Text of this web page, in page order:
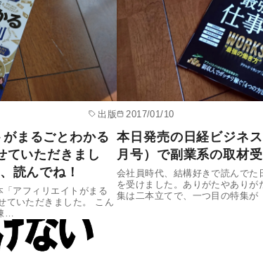
出版
まるごとわかる
ていただきまし
読んでね！
アフィリエイトがまる
ていただきました。 こん
…
2017/01/10
本日発売の日経ビジネ
月号）で副業系の取材
会社員時代、結構好きで読んでた
を受けました。ありがたやあり
集は二本立てで、一つ目の特集